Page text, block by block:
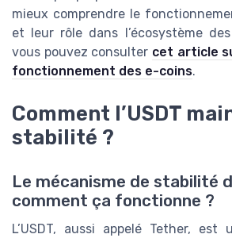
mieux comprendre le
et leur rôle dans l’écosystème
vous pouvez consulter cet article
fonctionnement des e-coins.
Comment l’USDT
stabilité ?
Le mécanisme de stabilité
comment ça fonctionne ?
L’USDT, aussi appelé Tether,